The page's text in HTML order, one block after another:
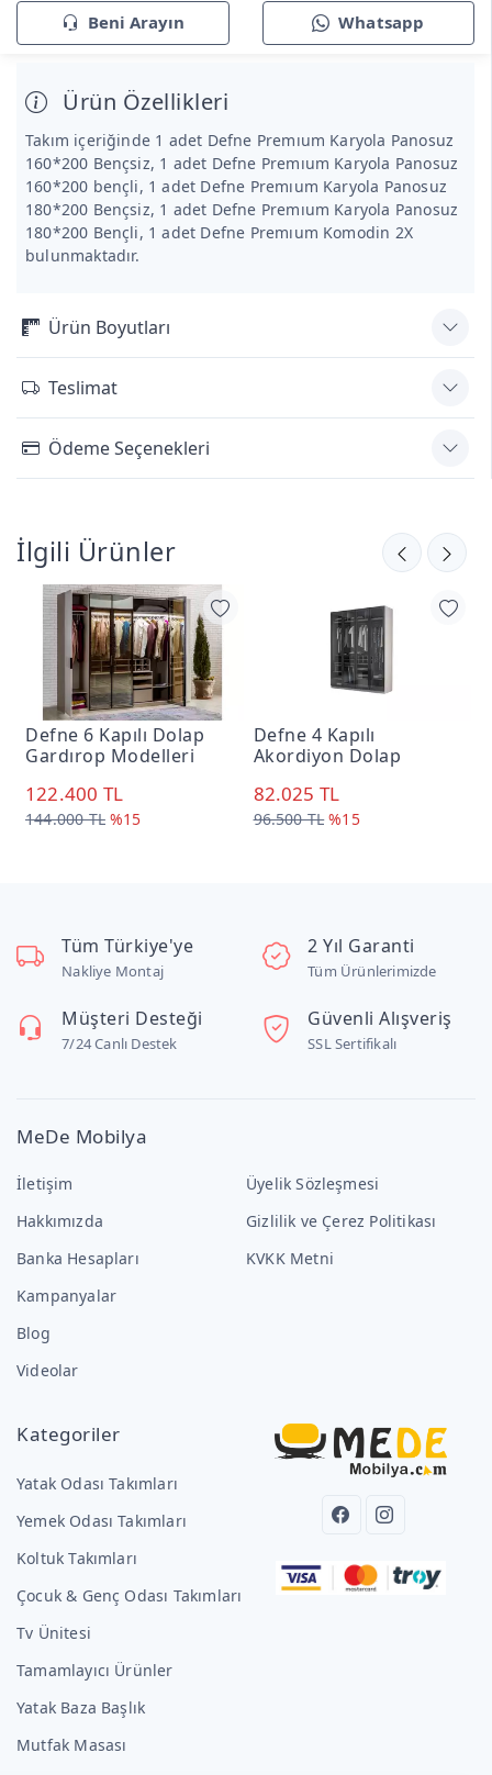
Beni Arayın Whatsapp
Ürün Özellikleri
Takım içeriğinde 1 adet Defne Premıum Karyola Panosuz
160*200 Bençsiz, 1 adet Defne Premıum Karyola Panosuz
160*200 bençli, 1 adet Defne Premıum Karyola Panosuz
180*200 Bençsiz, 1 adet Defne Premıum Karyola Panosuz
180*200 Bençli, 1 adet Defne Premıum Komodin 2X
bulunmaktadır.
Ürün Boyutları
Teslimat
Ödeme Seçenekleri
İlgili Ürünler
Defne 6 Kapılı Dolap
Gardırop Modelleri
122.400 TL
144.000 TL %15
Defne 4 Kapılı
Akordiyon Dolap
82.025 TL
96.500 TL %15
Tüm Türkiye'ye
Nakliye Montaj
2 Yıl Garanti
Tüm Ürünlerimizde
Müşteri Desteği
7/24 Canlı Destek
Güvenli Alışveriş
SSL Sertifikalı
MeDe Mobilya
İletişim
Hakkımızda
Banka Hesapları
Kampanyalar
Blog
Videolar
Üyelik Sözleşmesi
Gizlilik ve Çerez Politikası
KVKK Metni
Kategoriler
Yatak Odası Takımları
Yemek Odası Takımları
Koltuk Takımları
Çocuk & Genç Odası Takımları
Tv Ünitesi
Tamamlayıcı Ürünler
Yatak Baza Başlık
Mutfak Masası